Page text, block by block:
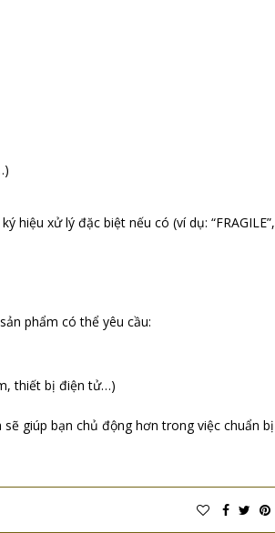
hiệu xử lý đặc biệt nếu có (ví dụ: “FRAGILE”,
phẩm có thể yêu cầu:
thiết bị điện tử…)
giúp bạn chủ động hơn trong việc chuẩn bị